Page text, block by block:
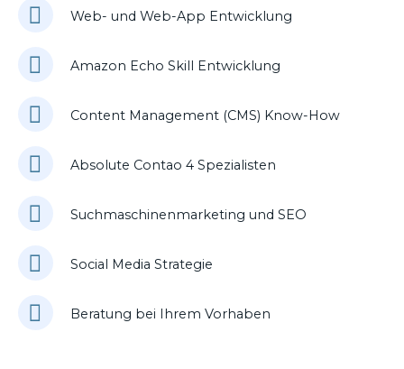
Web- und Web-App Entwicklung
Amazon Echo Skill Entwicklung
Content Management (CMS) Know-How
Absolute Contao 4 Spezialisten
Suchmaschinenmarketing und SEO
Social Media Strategie
Beratung bei Ihrem Vorhaben